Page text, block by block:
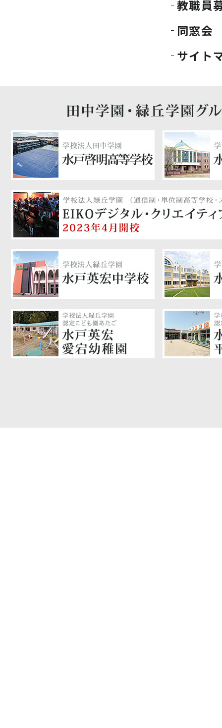
教職員
同窓会
サイト